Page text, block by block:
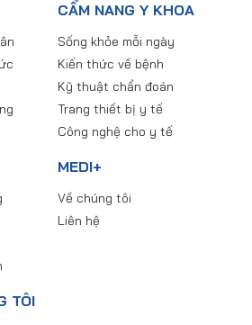
CẨM NANG Y KHOA
Sống khỏe mỗi ngày
Kiến thức về bệnh
Kỹ thuật chẩn đoán
Trang thiết bị y tế
Công nghệ cho y tế
MEDI+
Về chúng tôi
Liên hệ
TÔI